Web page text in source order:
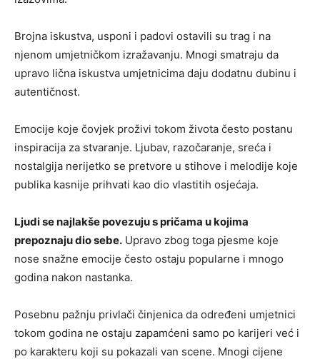
Brojna iskustva, usponi i padovi ostavili su trag i na
njenom umjetničkom izražavanju. Mnogi smatraju da
upravo lična iskustva umjetnicima daju dodatnu dubinu i
autentičnost.
Emocije koje čovjek proživi tokom života često postanu
inspiracija za stvaranje. Ljubav, razočaranje, sreća i
nostalgija nerijetko se pretvore u stihove i melodije koje
publika kasnije prihvati kao dio vlastitih osjećaja.
Ljudi se najlakše povezuju s pričama u kojima
prepoznaju dio sebe. Upravo zbog toga pjesme koje
nose snažne emocije često ostaju popularne i mnogo
godina nakon nastanka.
Posebnu pažnju privlači činjenica da određeni umjetnici
tokom godina ne ostaju zapamćeni samo po karijeri već i
po karakteru koji su pokazali van scene. Mnogi cijene